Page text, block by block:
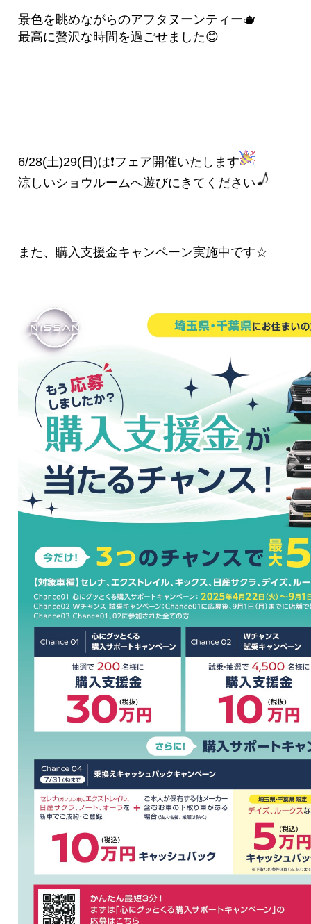
景色を眺めながらのアフタヌーンティー🫖
最高に贅沢な時間を過ごせました😊
6/28(土)29(日)は❗️フェア開催いたします
涼しいショウルームへ遊びにきてください
また、購入支援金キャンペーン実施中です☆